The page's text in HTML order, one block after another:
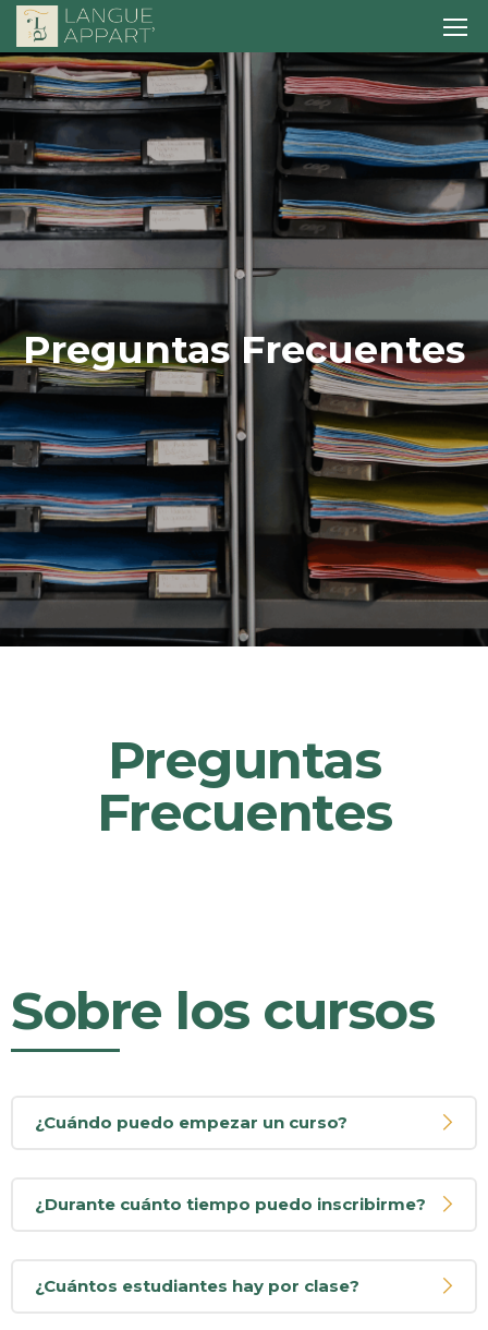
Preguntas Frecuentes
Preguntas
Frecuentes
Sobre los cursos
¿Cuándo puedo empezar un curso?
¿Durante cuánto tiempo puedo inscribirme?
¿Cuántos estudiantes hay por clase?